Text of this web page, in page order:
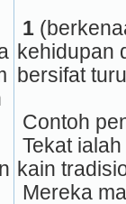
berkenaan penggunaan kata
1
kehidupan
bersifat
Contoh
kain